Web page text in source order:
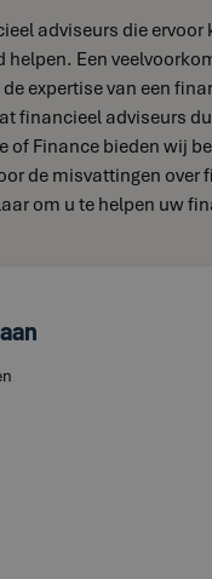
adviseurs die
Een
expertise van een
financieel adviseurs
Finance bieden wij
de misvattingen
om u te helpen uw